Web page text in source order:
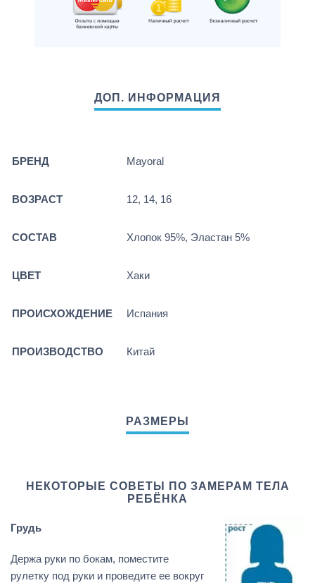
БРЕНД Mayoral
ВОЗРАСТ 12, 14, 16
СОСТАВ Хлопок 95%, Эластан 5%
ЦВЕТ Хаки
ПРОИСХОЖДЕНИЕ Испания
ПРОИЗВОДСТВО Китай
НЕКОТОРЫЕ СОВЕТЫ ПО ЗАМЕРАМ ТЕЛА
РЕБЁНКА
Грудь
Держа руки по бокам, поместите
рулетку под руки и проведите ее вокруг